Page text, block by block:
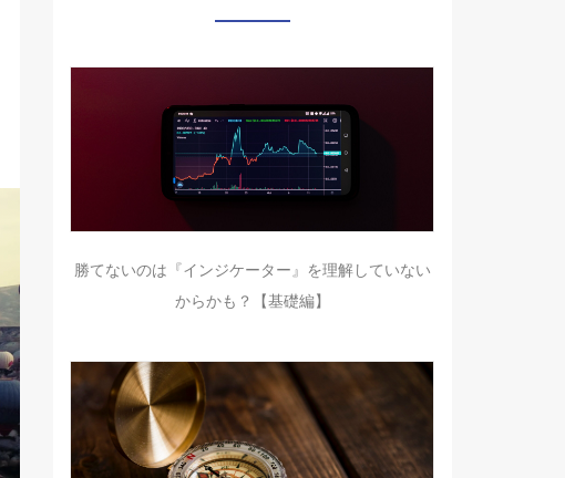
勝てないのは『インジケーター』を理解していない
からかも？【基礎編】